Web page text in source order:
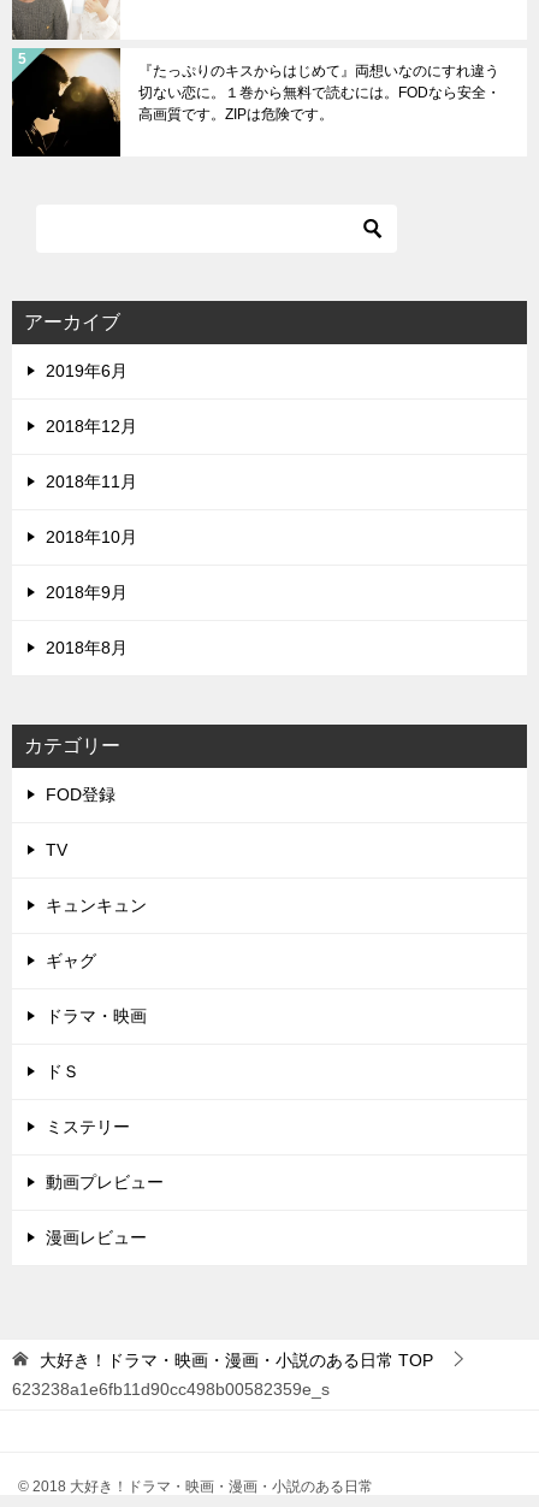
『たっぷりのキスからはじめて』両想いなのにすれ違う
切ない恋に。１巻から無料で読むには。FODなら安全・
高画質です。ZIPは危険です。
アーカイブ
2019年6月
2018年12月
2018年11月
2018年10月
2018年9月
2018年8月
カテゴリー
FOD登録
TV
キュンキュン
ギャグ
ドラマ・映画
ドＳ
ミステリー
動画プレビュー
漫画レビュー
大好き！ドラマ・映画・漫画・小説のある日常 TOP
623238a1e6fb11d90cc498b00582359e_s
© 2018 大好き！ドラマ・映画・漫画・小説のある日常